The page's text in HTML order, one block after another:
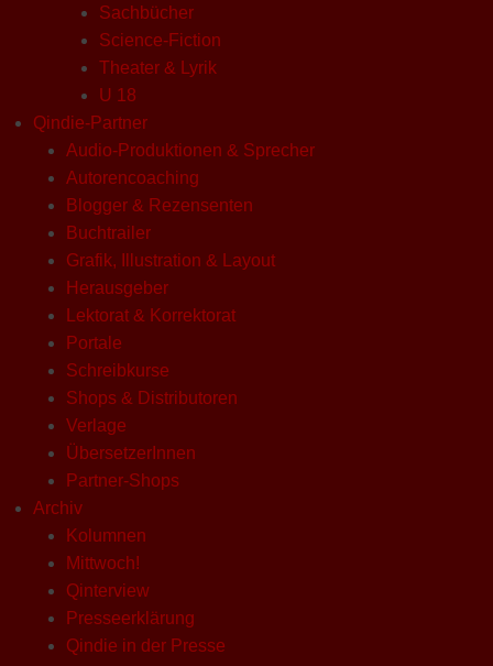
Sachbücher
Science-Fiction
Theater & Lyrik
U 18
Qindie-Partner
Audio-Produktionen & Sprecher
Autorencoaching
Blogger & Rezensenten
Buchtrailer
Grafik, Illustration & Layout
Herausgeber
Lektorat & Korrektorat
Portale
Schreibkurse
Shops & Distributoren
Verlage
ÜbersetzerInnen
Partner-Shops
Archiv
Kolumnen
Mittwoch!
Qinterview
Presseerklärung
Qindie in der Presse